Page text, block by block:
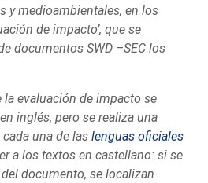
y medioambientales, en los
de impacto’, que se
documentos SWD –SEC los
evaluación de impacto se
inglés, pero se realiza una
cada una de laslenguas oficiales
a los textos en castellano: si se
documento, se localizan